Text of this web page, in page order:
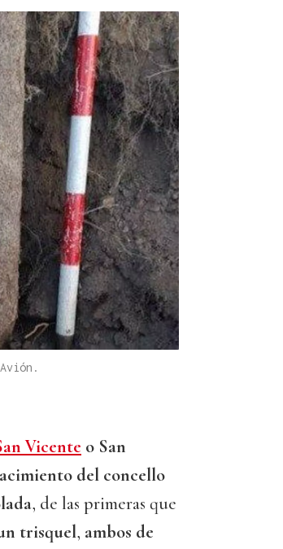
Vicente o San
del concello
, de las primeras que
trisquel, ambos de